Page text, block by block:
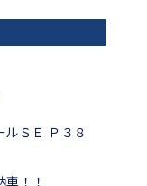
ＳＥ Ｐ３８
！！